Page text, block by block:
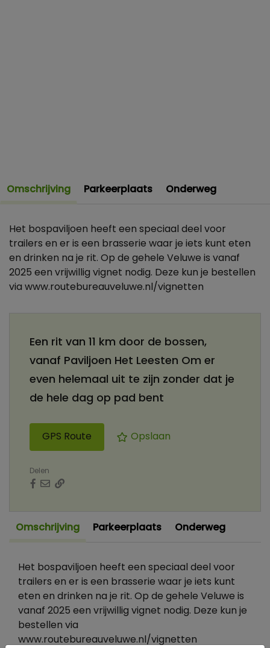
Omschrijving Parkeerplaats Onderweg
Het bospaviljoen heeft een speciaal deel voor
trailers en er is een brasserie waar je iets kunt eten
en drinken na je rit. Op de gehele Veluwe is vanaf
2025 een vrijwillig vignet nodig. Deze kun je bestellen
via www.routebureauveluwe.nl/vignetten
Een rit van 11 km door de bossen,
vanaf Paviljoen Het Leesten Om er
even helemaal uit te zijn zonder dat je
de hele dag op pad bent
GPS Route Opslaan
Delen
Omschrijving Parkeerplaats Onderweg
Het bospaviljoen heeft een speciaal deel voor
trailers en er is een brasserie waar je iets kunt
eten en drinken na je rit. Op de gehele Veluwe is
vanaf 2025 een vrijwillig vignet nodig. Deze kun je
bestellen via
www.routebureauveluwe.nl/vignetten